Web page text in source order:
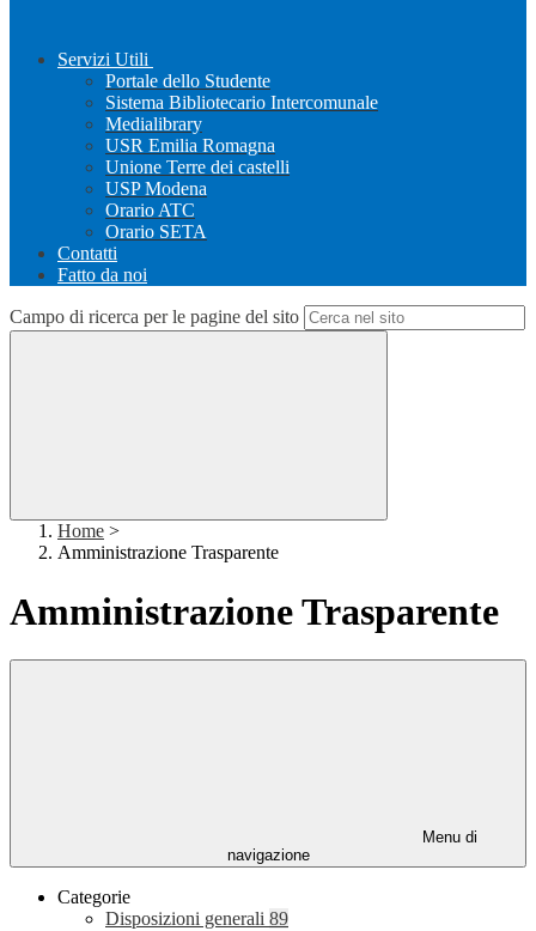
Servizi Utili
Portale dello Studente
Sistema Bibliotecario Intercomunale
Medialibrary
USR Emilia Romagna
Unione Terre dei castelli
USP Modena
Orario ATC
Orario SETA
Contatti
Fatto da noi
Campo di ricerca per le pagine del sito
Home >
Amministrazione Trasparente
Amministrazione Trasparente
Menu di
navigazione
Categorie
Disposizioni generali 89